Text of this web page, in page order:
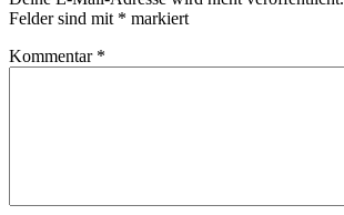
Felder sind mit * markiert
Kommentar *